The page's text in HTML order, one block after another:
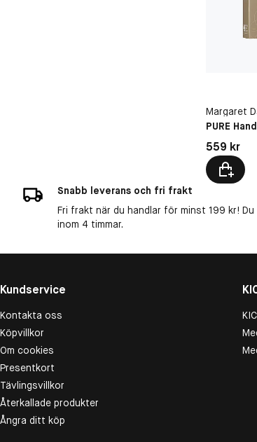
Margaret
PURE
Pris: 559 kr
559 kr
Snabb leverans och fri frakt
Fri frakt när du handlar för minst 199 kr!
inom 4 timmar.
Kundservice
Kontakta oss
Köpvillkor
Om cookies
Presentkort
Tävlingsvillkor
Återkallade produkter
Ångra ditt köp